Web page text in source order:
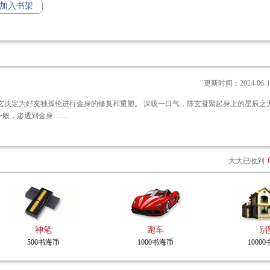
丹，等级一路绿灯。
加入书架
更新时间：2024-06-
般，渗透到金身……
大大已收到
神笔
500书海币
跑车
1000书海币
别
10000